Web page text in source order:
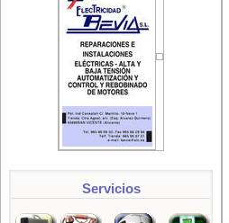
Servicios